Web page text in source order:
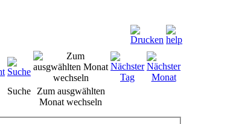
Suche
Zum ausgwählten
Monat wechseln